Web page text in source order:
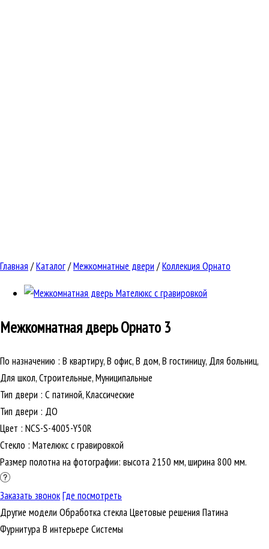
Главная /Каталог/Межкомнатные двери /Коллекция Орнато
Межкомнатная дверьОрнато 3
По назначению : В квартиру, В офис, В дом, В гостиницу, Для больниц,
Для школ, Строительные, Муниципальные
Тип двери : С патиной, Классические
Тип двери : ДО
Цвет : NCS-S-4005-Y50R
Стекло : Мателюкс с гравировкой
Размер полотна на фотографии: высота 2150 мм, ширина 800 мм.
Заказать звонокГде посмотреть
Другие модели Обработка стеклаЦветовые решения Патина
ФурнитураВ интерьере Cистемы